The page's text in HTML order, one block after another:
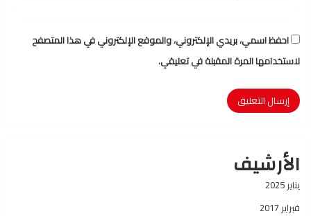
احفظ اسمي، بريدي الإلكتروني، والموقع الإلكتروني في هذا المتصفح
لاستخدامها المرة المقبلة في تعليقي.
الأرشيف
يناير 2025
فبراير 2017